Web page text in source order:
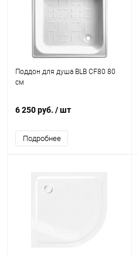
Поддон для душа BLB CF80 80
см
6 250 руб. / шт
Подробнее